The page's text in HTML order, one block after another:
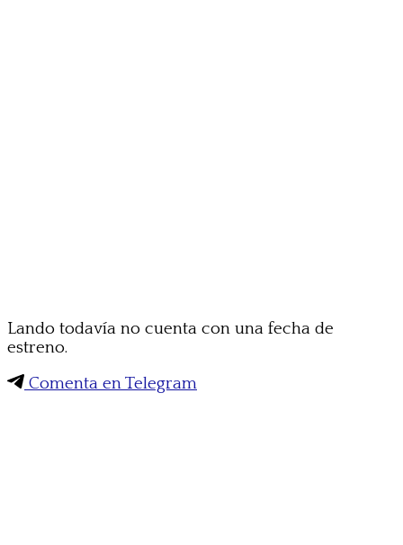
Lando todavía no cuenta con una fecha de
estreno.
Comenta en Telegram